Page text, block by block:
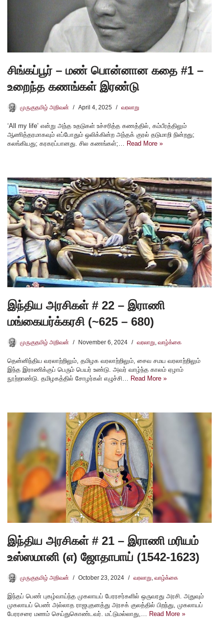
சிங்கப்பூர் – மண் பொன்னான கதை #1 –
உறைந்த கணங்கள் இரண்டு
முருகுதமிழ் அறிவன் April 4, 2025 வரலாறு
‘All my life’ என்று அந்த உதடுகள் உச்சரித்த கணத்தில், கம்பீரத்திலும்
ஆணித்தரமாகவும் எப்போதும் ஒலிக்கின்ற அந்தக் குரல் தடுமாறி நின்றது;
கலங்கியது; கரகரப்பானது. சில கணங்கள்;…
Read More »
இந்திய அரசிகள் # 22 – இராணி
மங்கையர்க்கரசி (~625 – 680)
முருகுதமிழ் அறிவன் November 6, 2024 வரலாறு வாழ்க்கை
தென்னிந்திய வரலாற்றிலும், தமிழக வரலாற்றிலும், சைவ சமய வரலாற்றிலும்
இந்த இராணிக்குப் பெரும் பெயர் உண்டு. அவர் வாழ்ந்த காலம் ஏழாம்
நூற்றாண்டு. தமிழகத்தில் சோழர்கள் எழுச்சி… Read More »
இந்திய அரசிகள் # 21 – இராணி மரியம்
உஸ்ஸமானி (எ) ஜோதாபாய் (1542-1623)
முருகுதமிழ் அறிவன் October 23, 2024 வரலாறு வாழ்க்கை
இந்தப் பெண் புகழ்வாய்ந்த முகலாயப் பேரரசர்களில் ஒருவரது அரசி. அதுவும்
முகலாயப் பெண் அல்லாத ராஜபுதனத்து அரசக் குலத்தில் பிறந்து, முகலாயப்
பேரரசரை மணம் செய்துகொண்டவர். மட்டுமல்லாது,…
Read More »